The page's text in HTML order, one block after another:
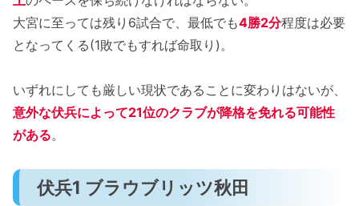
大宮に至っては残り6試合で、最低でも4勝2分程度は必要
となってくる(1敗でもすれば命取り)。
いずれにしても厳しい現状であることに変わりはないが、
意外な伏兵によって21位のクラブが降格を免れる可能性
がある。
伏兵1 ブラウブリッツ秋田